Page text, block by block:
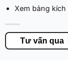
Xem bảng kích
Tư vấn qua